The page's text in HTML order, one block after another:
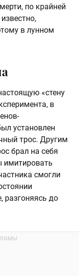
по крайней
в лунном
«стену
в
установлен
трос. Другим
брал на себя
имитировать
смогли
разгоняясь до